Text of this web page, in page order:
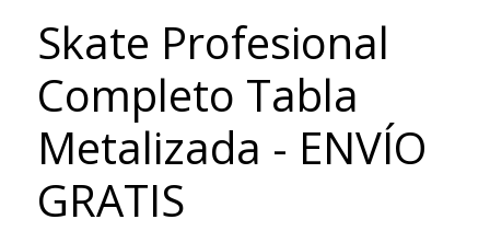
Skate Profesional
Completo Tabla
Metalizada - ENVÍO
GRATIS